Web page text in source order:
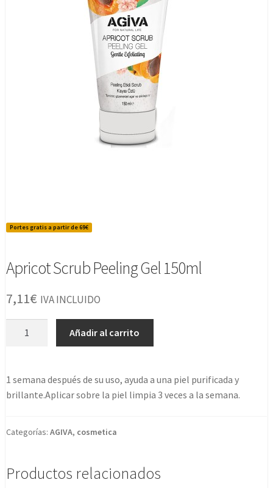
Portes gratis a partir de 69€
Apricot Scrub Peeling Gel 150ml
7,11€ IVA INCLUIDO
150ml
cantidad
Añadir al carrito
1 semana después de su uso, ayuda a una piel purificada y
brillante.Aplicar sobre la piel limpia 3 veces a la semana.
Categorías: AGIVA, cosmetica
Productos relacionados